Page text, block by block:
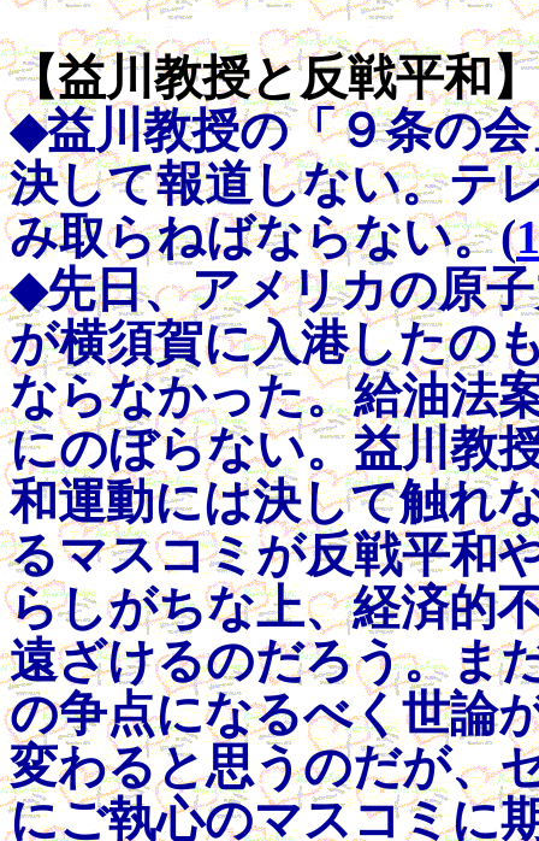
【益川教授と反戦平和
◆益川教授の「９条の
決して報道しない。テ
み取らねばならない。(
◆先日、アメリカの原
が横須賀に入港したの
ならなかった。給油法
にのぼらない。益川教
和運動には決して触れ
るマスコミが反戦平和
らしがちな上、経済的
遠ざけるのだろう。ま
の争点になるべく世論
変わると思うのだが、
にご執心のマスコミに